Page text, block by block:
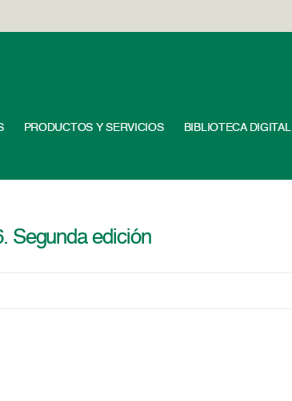
PRODUCTOS Y SERVICIOS BIBLIOTECA DIGITAL
Segunda edición